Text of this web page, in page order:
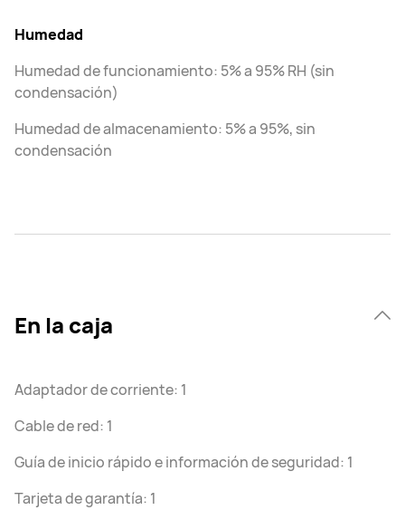
Humedad
Humedad de funcionamiento: 5% a 95% RH (sin
condensación)
Humedad de almacenamiento: 5% a 95%, sin
condensación
En la caja
Adaptador de corriente: 1
Cable de red: 1
Guía de inicio rápido e información de seguridad: 1
Tarjeta de garantía: 1